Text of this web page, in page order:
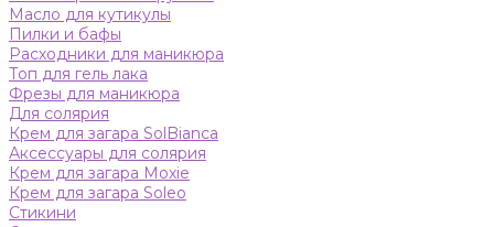
Масло для кутикулы
Пилки и бафы
Расходники для маникюра
Топ для гель лака
Фрезы для маникюра
Для солярия
Крем для загара SolBianca
Аксессуары для солярия
Крем для загара Moxie
Крем для загара Soleo
Стикини